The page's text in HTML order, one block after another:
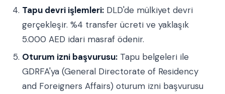
Tapu devri işlemleri: DLD'de mülkiyet devri
gerçekleşir. %4 transfer ücreti ve yaklaşık
5.000 AED idari masraf ödenir.
Oturum izni başvurusu: Tapu belgeleri ile
GDRFA'ya (General Directorate of Residency
and Foreigners Affairs) oturum izni başvurusu